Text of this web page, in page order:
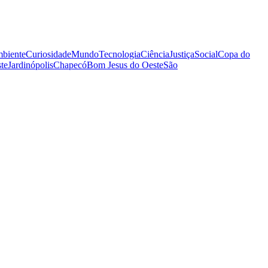
CuriosidadeMundoTecnologiaCiênciaJustiçaSocialCopa do
JardinópolisChapecóBom Jesus do OesteSão